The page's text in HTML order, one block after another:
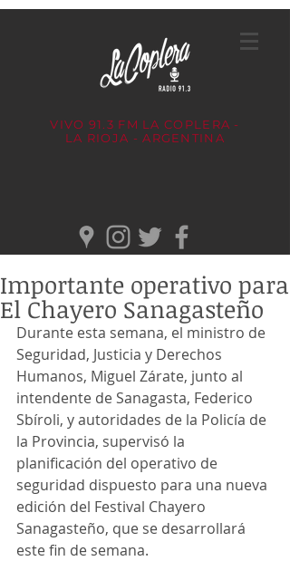
VIVO 91.3 FM LA COPLERA -
LA RIOJA - ARGENTINA
Importante operativo para
El Chayero Sanagasteño
Durante esta semana, el ministro de
Seguridad, Justicia y Derechos
Humanos, Miguel Zárate, junto al
intendente de Sanagasta, Federico
Sbíroli, y autoridades de la Policía de
la Provincia, supervisó la
planificación del operativo de
seguridad dispuesto para una nueva
edición del Festival Chayero
Sanagasteño, que se desarrollará
este fin de semana.